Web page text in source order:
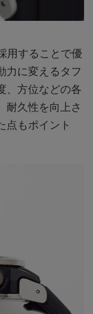
用することで優
力に変えるタフ
、方位などの各
耐久性を向上さ
点もポイント